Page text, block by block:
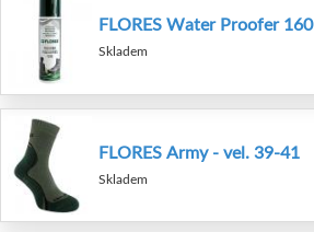
FLORES Water Proofer 160
Skladem
FLORES Army - vel. 39-41
Skladem